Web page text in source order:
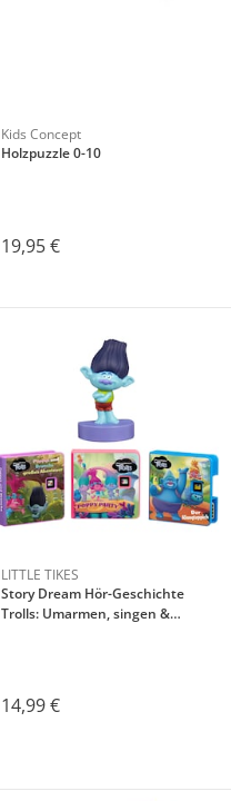
Kids Concept
Holzpuzzle 0-10
19,95 €
LITTLE TIKES
Story Dream Hör-Geschichte
Trolls: Umarmen, singen &
14,99 €